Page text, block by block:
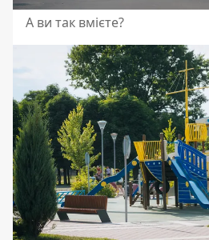
А ви так вмієте?